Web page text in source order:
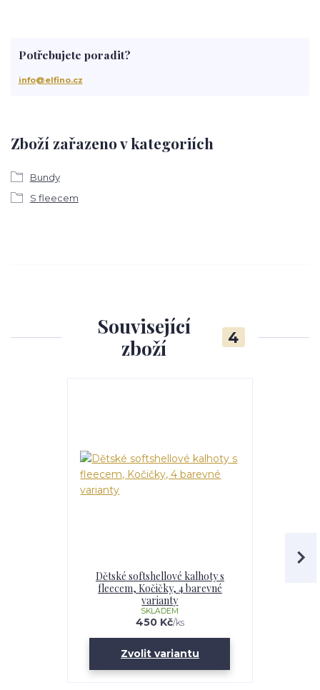
Zboží zařazeno v kategoriích
Bundy
S fleecem
Potřebujete poradit?
info@elfino.cz
Související
zboží
4
Dětské softshellové kalhoty s
fleecem, Kočičky, 4 barevné
varianty
450 Kč/ks
SKLADEM
Zvolit variantu